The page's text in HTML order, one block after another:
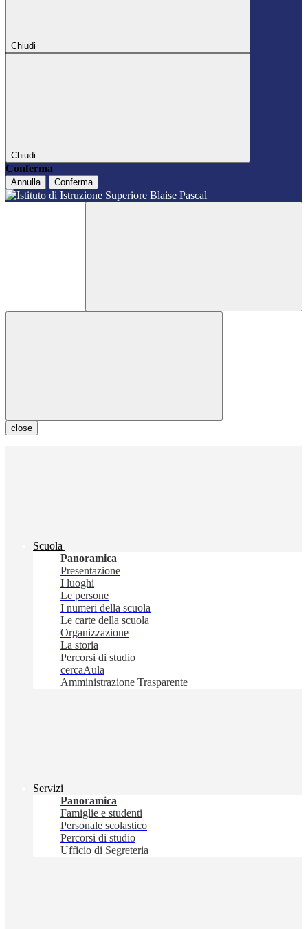
Chiudi
Chiudi
Conferma
Annulla Conferma
close
Scuola
Panoramica
Presentazione
I luoghi
Le persone
I numeri della scuola
Le carte della scuola
Organizzazione
La storia
Percorsi di studio
cercaAula
Amministrazione Trasparente
Servizi
Panoramica
Famiglie e studenti
Personale scolastico
Percorsi di studio
Ufficio di Segreteria